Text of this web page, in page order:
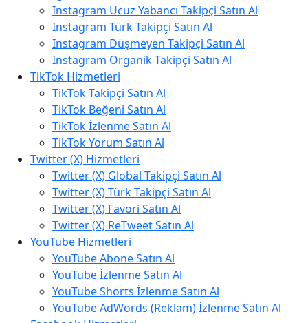
Instagram Ucuz Yabancı Takipçi Satın Al
Instagram Türk Takipçi Satın Al
Instagram Düşmeyen Takipçi Satın Al
Instagram Organik Takipçi Satın Al
TikTok Hizmetleri
TikTok Takipçi Satın Al
TikTok Beğeni Satın Al
TikTok İzlenme Satın Al
TikTok Yorum Satın Al
Twitter (X) Hizmetleri
Twitter (X) Global Takipçi Satın Al
Twitter (X) Türk Takipçi Satın Al
Twitter (X) Favori Satın Al
Twitter (X) ReTweet Satın Al
YouTube Hizmetleri
YouTube Abone Satın Al
YouTube İzlenme Satın Al
YouTube Shorts İzlenme Satın Al
YouTube AdWords (Reklam) İzlenme Satın Al